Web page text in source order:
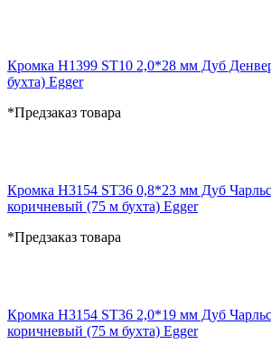
Кромка H1399 ST10 2,0*28 мм Дуб
бухта) Egger
*Предзаказ товара
Кромка H3154 ST36 0,8*23 мм Дуб
коричневый (75 м бухта) Egger
*Предзаказ товара
Кромка H3154 ST36 2,0*19 мм Дуб
коричневый (75 м бухта) Egger